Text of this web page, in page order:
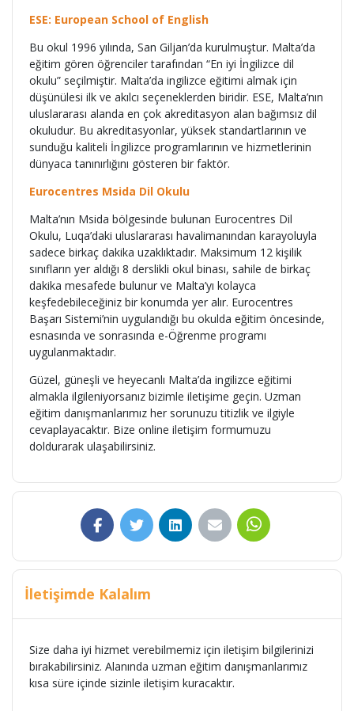
ESE: European School of English
Bu okul 1996 yılında, San Giljan’da kurulmuştur. Malta’da
eğitim gören öğrenciler tarafından “En iyi İngilizce dil
okulu” seçilmiştir. Malta’da ingilizce eğitimi almak için
düşünülesi ilk ve akılcı seçeneklerden biridir. ESE, Malta’nın
uluslararası alanda en çok akreditasyon alan bağımsız dil
okuludur. Bu akreditasyonlar, yüksek standartlarının ve
sunduğu kaliteli İngilizce programlarının ve hizmetlerinin
dünyaca tanınırlığını gösteren bir faktör.
Eurocentres Msida Dil Okulu
Malta’nın Msida bölgesinde bulunan Eurocentres Dil
Okulu, Luqa’daki uluslararası havalimanından karayoluyla
sadece birkaç dakika uzaklıktadır. Maksimum 12 kişilik
sınıfların yer aldığı 8 derslikli okul binası, sahile de birkaç
dakika mesafede bulunur ve Malta’yı kolayca
keşfedebileceğiniz bir konumda yer alır. Eurocentres
Başarı Sistemi’nin uygulandığı bu okulda eğitim öncesinde,
esnasında ve sonrasında e-Öğrenme programı
uygulanmaktadır.
Güzel, güneşli ve heyecanlı Malta’da ingilizce eğitimi
almakla ilgileniyorsanız bizimle iletişime geçin. Uzman
eğitim danışmanlarımız her sorunuzu titizlik ve ilgiyle
cevaplayacaktır. Bize online iletişim formumuzu
doldurarak ulaşabilirsiniz.
İletişimde Kalalım
Size daha iyi hizmet verebilmemiz için iletişim bilgilerinizi
bırakabilirsiniz. Alanında uzman eğitim danışmanlarımız
kısa süre içinde sizinle iletişim kuracaktır.